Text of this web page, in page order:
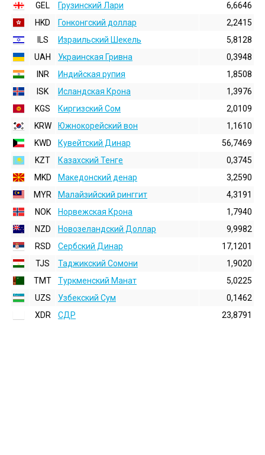
GEL
Грузинский Лари
6,6646
HKD
Гонконгский доллаp
2,2415
ILS
Израильский Шекель
5,8128
UAH
Украинская Гривна
0,3948
INR
Индийская pупия
1,8508
ISK
Исландская Крона
1,3976
KGS
Киргизский Сом
2,0109
KRW
Южнокорейский вон
1,1610
KWD
Кувейтский Динар
56,7469
KZT
Казахский Тенге
0,3745
MKD
Македонский денар
3,2590
MYR
Малайзийский ринггит
4,3191
NOK
Норвежская Крона
1,7940
NZD
Новозеландский Доллар
9,9982
RSD
Сербский Динар
17,1201
TJS
Таджикский Сомони
1,9020
TMT
Туркменский Манат
5,0225
UZS
Узбекский Сум
0,1462
XDR
СДР 23,8791